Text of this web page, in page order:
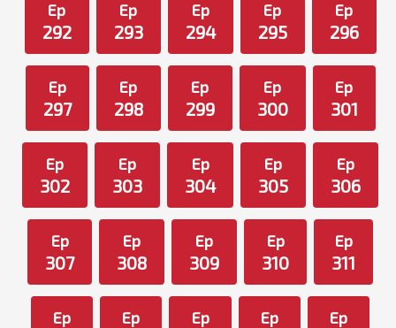
Ep
292
Ep
293
Ep
294
Ep
295
Ep
296
Ep
297
Ep
298
Ep
299
Ep
300
Ep
301
Ep
302
Ep
303
Ep
304
Ep
305
Ep
306
Ep
307
Ep
308
Ep
309
Ep
310
Ep
311
Ep Ep Ep Ep Ep